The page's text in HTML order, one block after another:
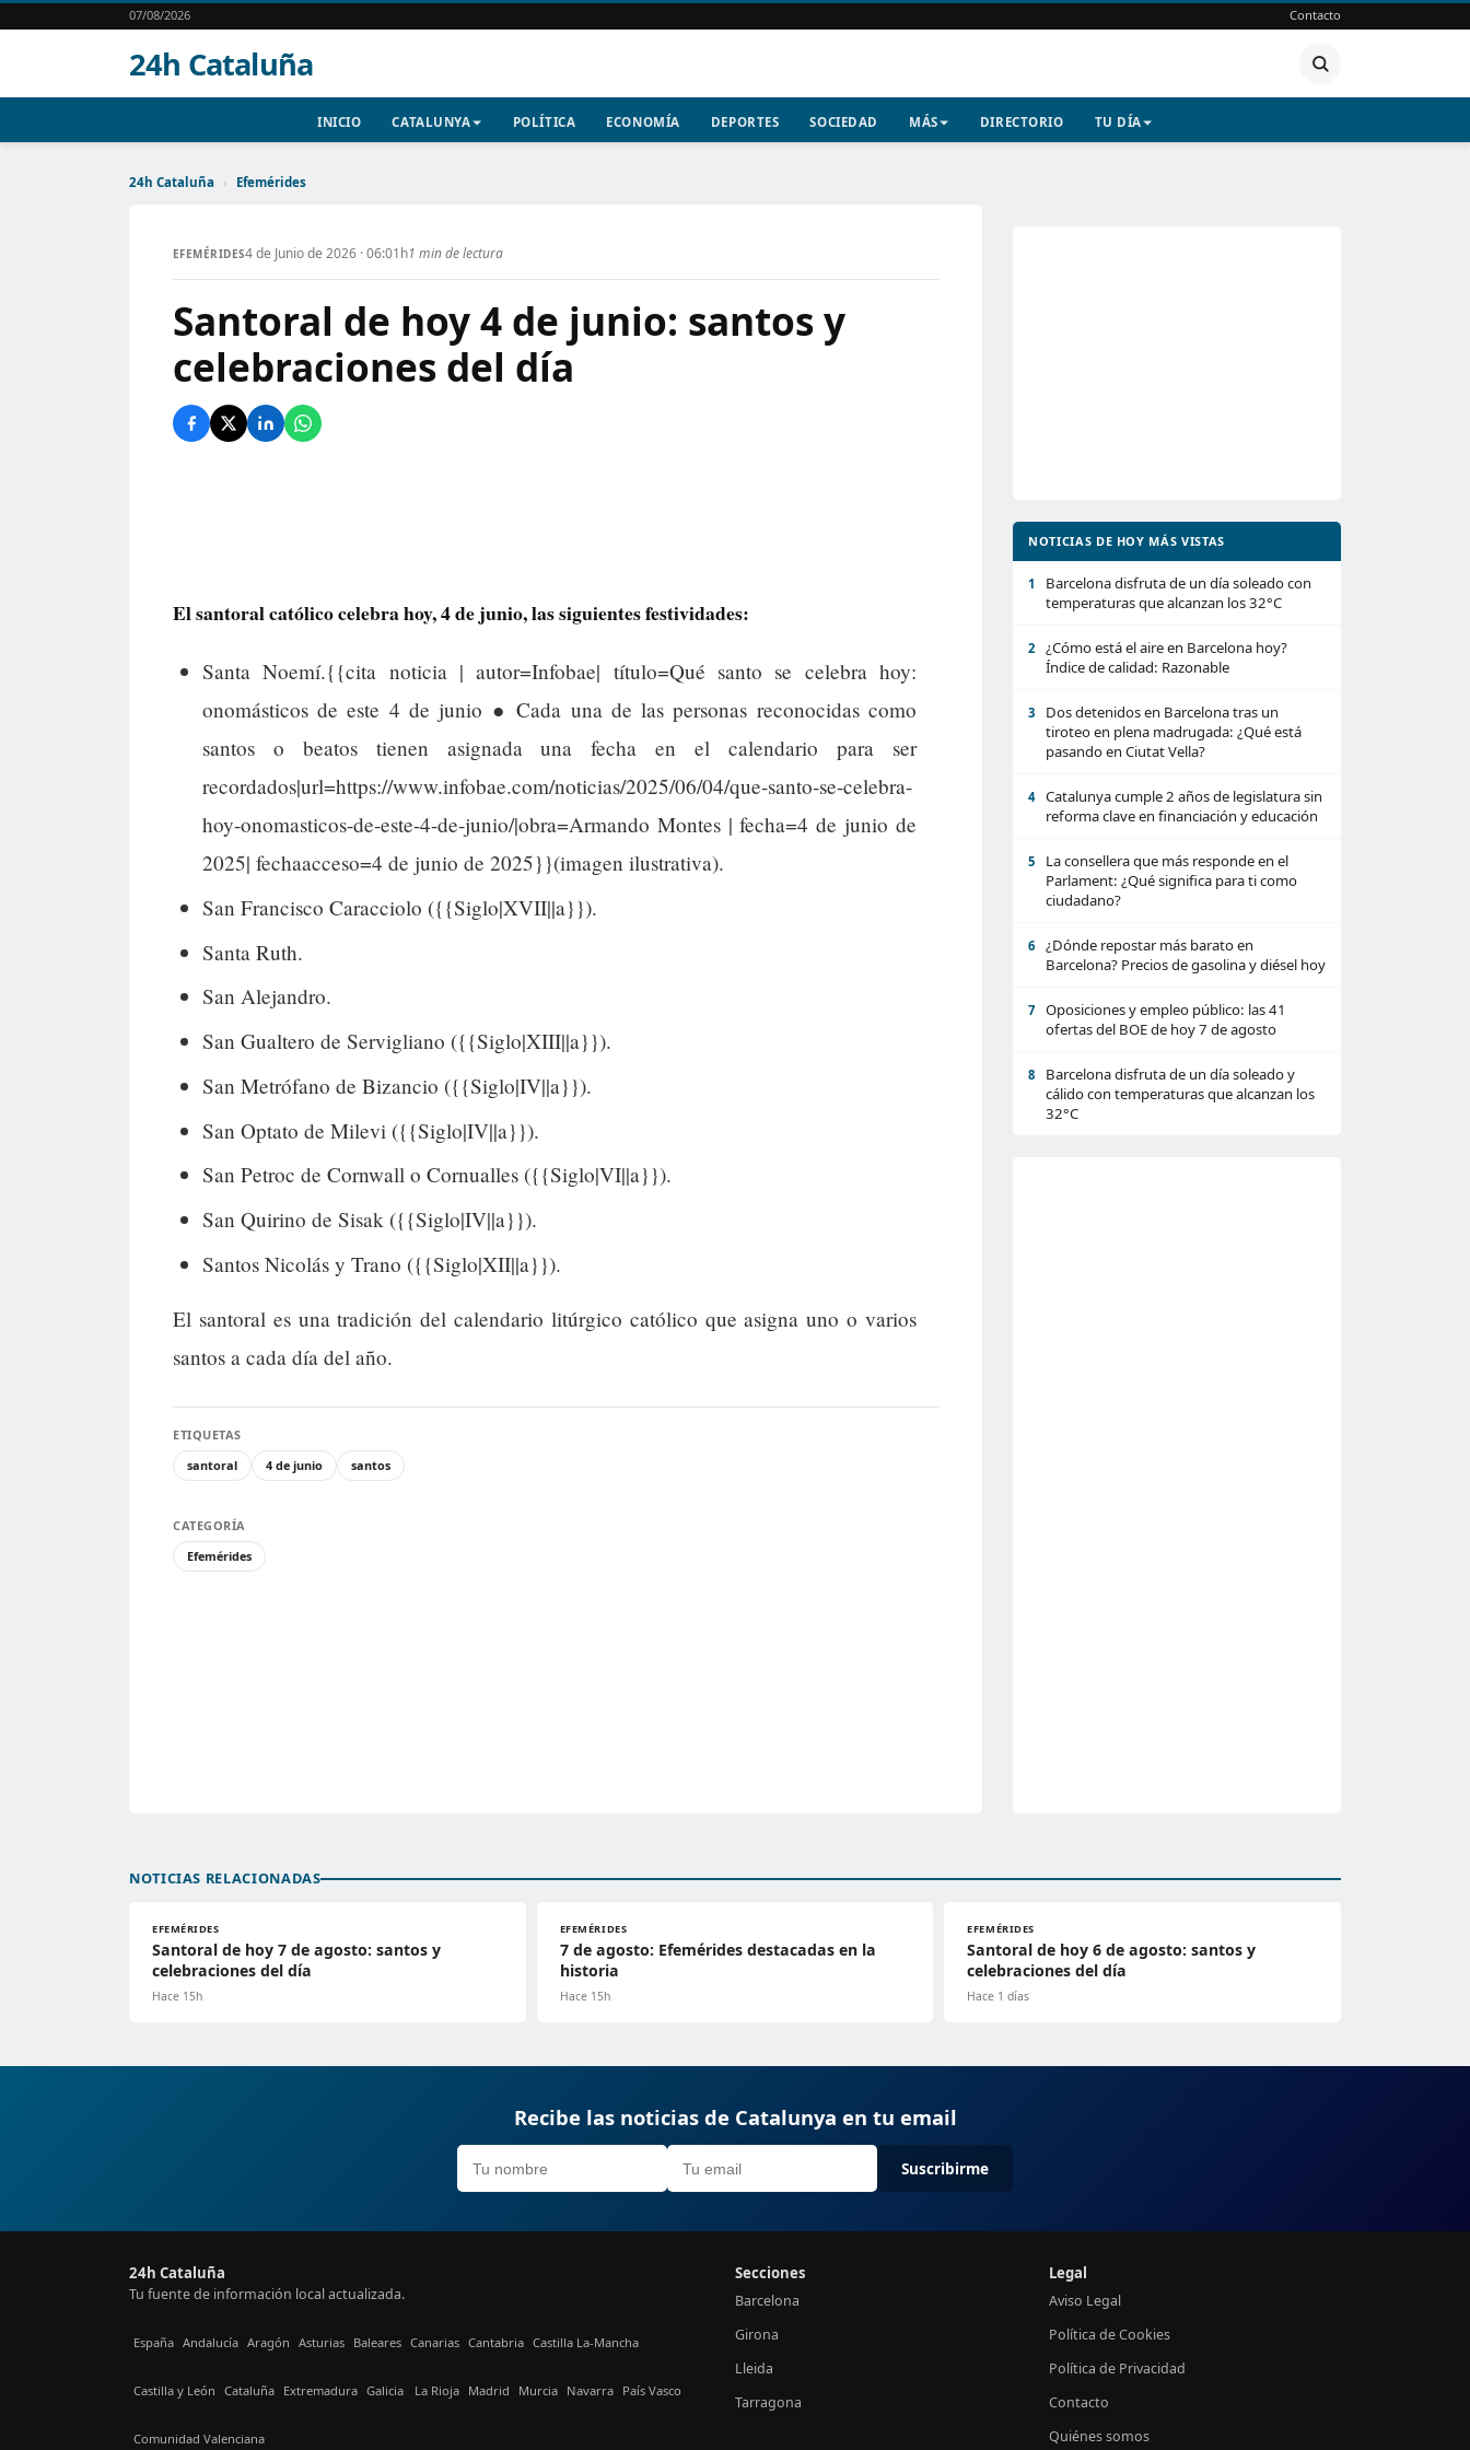
07/08/2026 Contacto
24h Cataluña
INICIO CATALUNYA POLÍTICA ECONOMÍA DEPORTES SOCIEDAD MÁS DIRECTORIO TU DÍA
24h Cataluña › Efemérides
EFEMÉRIDES4 de Junio de 2026 · 06:01h1 min de lectura
Santoral de hoy 4 de junio: santos y
celebraciones del día
El santoral católico celebra hoy, 4 de junio, las siguientes festividades:
Santa Noemí.{{cita noticia | autor=Infobae| título=Qué santo se celebra hoy:
onomásticos de este 4 de junio ● Cada una de las personas reconocidas como
santos o beatos tienen asignada una fecha en el calendario para ser
recordados|url=https://www.infobae.com/noticias/2025/06/04/que-santo-se-celebra-
hoy-onomasticos-de-este-4-de-junio/|obra=Armando Montes | fecha=4 de junio de
2025| fechaacceso=4 de junio de 2025}}(imagen ilustrativa).
San Francisco Caracciolo ({{Siglo|XVII||a}}).
Santa Ruth.
San Alejandro.
San Gualtero de Servigliano ({{Siglo|XIII||a}}).
San Metrófano de Bizancio ({{Siglo|IV||a}}).
San Optato de Milevi ({{Siglo|IV||a}}).
San Petroc de Cornwall o Cornualles ({{Siglo|VI||a}}).
San Quirino de Sisak ({{Siglo|IV||a}}).
Santos Nicolás y Trano ({{Siglo|XII||a}}).
El santoral es una tradición del calendario litúrgico católico que asigna uno o varios
santos a cada día del año.
ETIQUETAS
santoral
4 de junio santos
CATEGORÍA
Efemérides
NOTICIAS DE HOY MÁS VISTAS
1
Barcelona disfruta de un día soleado con
temperaturas que alcanzan los 32°C
2
¿Cómo está el aire en Barcelona hoy?
Índice de calidad: Razonable
3
Dos detenidos en Barcelona tras un
tiroteo en plena madrugada: ¿Qué está
pasando en Ciutat Vella?
4
Catalunya cumple 2 años de legislatura sin
reforma clave en financiación y educación
5
La consellera que más responde en el
Parlament: ¿Qué significa para ti como
ciudadano?
6
¿Dónde repostar más barato en
Barcelona? Precios de gasolina y diésel hoy
7
Oposiciones y empleo público: las 41
ofertas del BOE de hoy 7 de agosto
8
Barcelona disfruta de un día soleado y
cálido con temperaturas que alcanzan los
32°C
NOTICIAS RELACIONADAS
EFEMÉRIDES
Santoral de hoy 7 de agosto: santos y
celebraciones del día
Hace 15h
EFEMÉRIDES
7 de agosto: Efemérides destacadas en la
historia
Hace 15h
EFEMÉRIDES
Santoral de hoy 6 de agosto: santos y
celebraciones del día
Hace 1 días
Recibe las noticias de Catalunya en tu email
Suscribirme
24h Cataluña
Tu fuente de información local actualizada.
España Andalucía Aragón Asturias Baleares Canarias Cantabria Castilla La-Mancha
Castilla y León Cataluña Extremadura Galicia La Rioja Madrid Murcia Navarra País Vasco
Comunidad Valenciana
Secciones
Barcelona
Girona
Lleida
Tarragona
Legal
Aviso Legal
Política de Cookies
Política de Privacidad
Contacto
Quiénes somos